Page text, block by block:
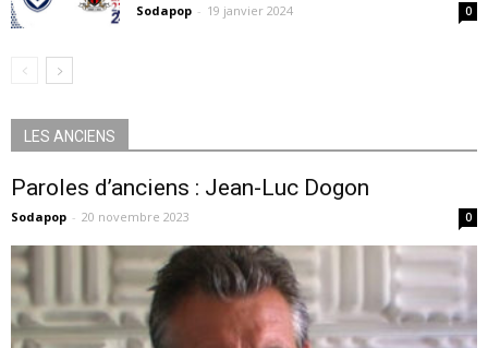
Sodapop - 19 janvier 2024 0
LES ANCIENS
Paroles d’anciens : Jean-Luc Dogon
Sodapop - 20 novembre 2023 0